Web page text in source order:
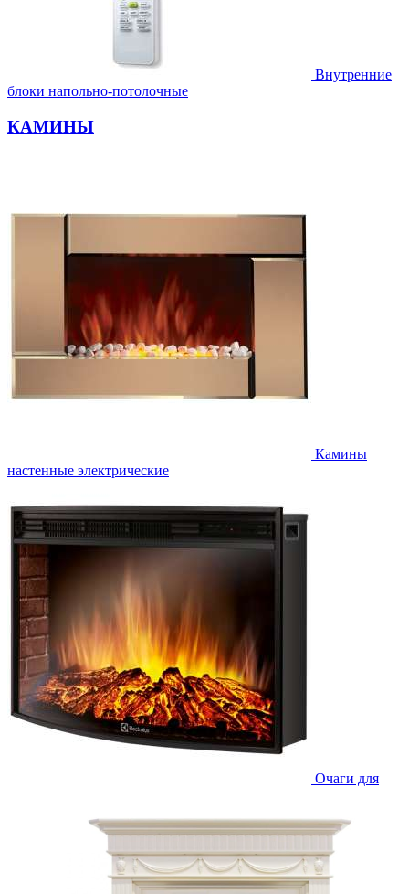
Внутренние
блоки напольно-потолочные
КАМИНЫ
Камины
настенные электрические
Очаги для